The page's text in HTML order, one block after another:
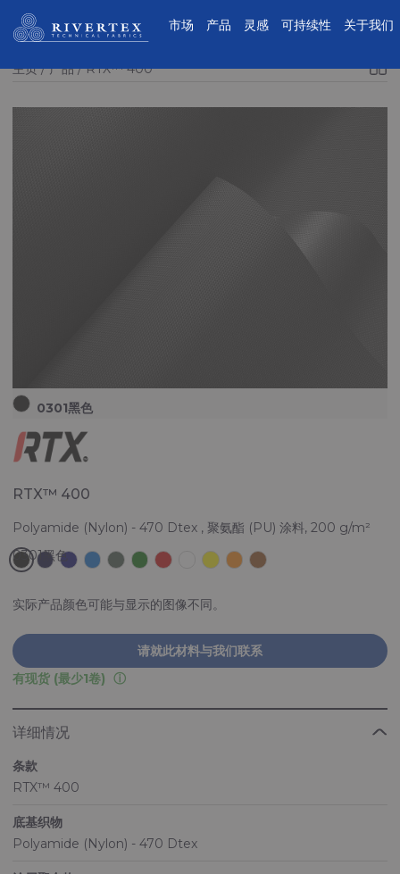
主页 产品 RTX™ 400
0301黑色
RTX™ 400
Polyamide (Nylon) - 470 Dtex , 聚氨酯 (PU) 涂料, 200 g/m²
实际产品颜色可能与显示的图像不同。
请就此材料与我们联系
有现货 (最少1卷)
详细情况
条款
RTX™ 400
底基织物
Polyamide (Nylon) - 470 Dtex
Rivertex技术面料集团 市场 产品 灵感 可持续性 关于我们